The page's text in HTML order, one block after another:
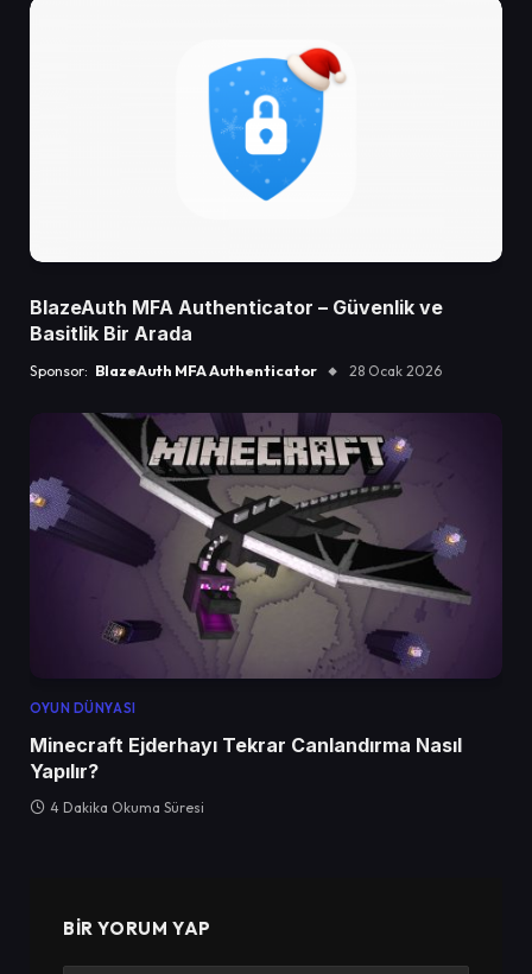
BlazeAuth MFA Authenticator – Güvenlik ve
Basitlik Bir Arada
Sponsor: BlazeAuth MFA Authenticator 28 Ocak 2026
OYUN DÜNYASI
Minecraft Ejderhayı Tekrar Canlandırma Nasıl
Yapılır?
4 Dakika Okuma Süresi
BIR YORUM YAP